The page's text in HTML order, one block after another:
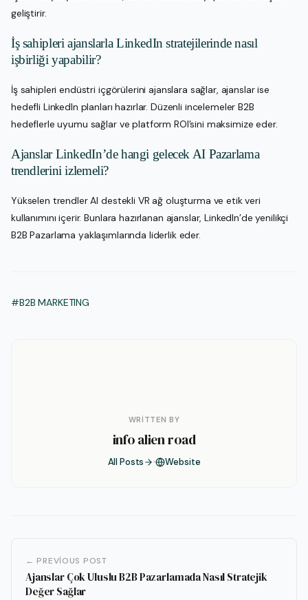
geliştirir.
İş sahipleri ajanslarla LinkedIn stratejilerinde nasıl
işbirliği yapabilir?
İş sahipleri endüstri içgörülerini ajanslara sağlar, ajanslar ise
hedefli LinkedIn planları hazırlar. Düzenli incelemeler B2B
hedeflerle uyumu sağlar ve platform ROI’sini maksimize eder.
Ajanslar LinkedIn’de hangi gelecek AI Pazarlama
trendlerini izlemeli?
Yükselen trendler AI destekli VR ağ oluşturma ve etik veri
kullanımını içerir. Bunlara hazırlanan ajanslar, LinkedIn’de yenilikçi
B2B Pazarlama yaklaşımlarında liderlik eder.
#B2B MARKETING
WRITTEN BY
info alien road
All Posts Website
← PREVIOUS POST
Ajanslar Çok Uluslu B2B Pazarlamada Nasıl Stratejik
Değer Sağlar